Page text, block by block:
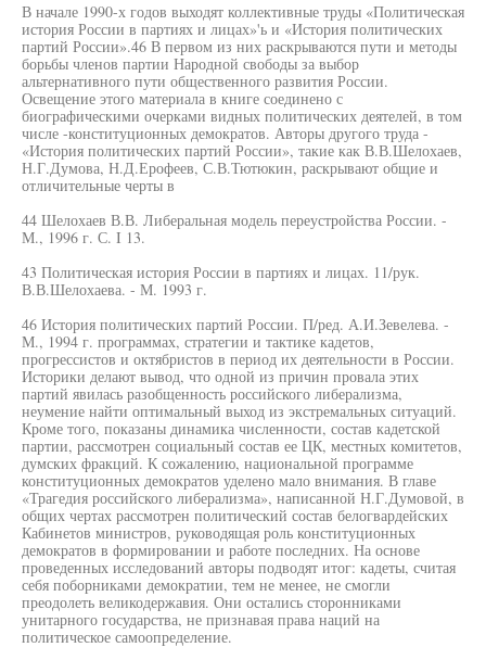
В начале 1990-х годов выходят коллективные труды «Политическая
история России в партиях и лицах»'ь и «История политических
партий России».46 В первом из них раскрываются пути и методы
борьбы членов партии Народной свободы за выбор
альтернативного пути общественного развития России.
Освещение этого материала в книге соединено с
биографическими очерками видных политических деятелей, в том
числе -конституционных демократов. Авторы другого труда -
«История политических партий России», такие как В.В.Шелохаев,
Н.Г.Думова, Н.Д.Ерофеев, С.В.Тютюкин, раскрывают общие и
отличительные черты в
44 Шелохаев В.В. Либеральная модель переустройства России. -
М., 1996 г. С. I 13.
43 Политическая история России в партиях и лицах. 11/рук.
В.В.Шелохаева. - М. 1993 г.
46 История политических партий России. П/ред. А.И.Зевелева. -
М., 1994 г. программах, стратегии и тактике кадетов,
прогрессистов и октябристов в период их деятельности в России.
Историки делают вывод, что одной из причин провала этих
партий явилась разобщенность российского либерализма,
неумение найти оптимальный выход из экстремальных ситуаций.
Кроме того, показаны динамика численности, состав кадетской
партии, рассмотрен социальный состав ее ЦК, местных комитетов,
думских фракций. К сожалению, национальной программе
конституционных демократов уделено мало внимания. В главе
«Трагедия российского либерализма», написанной Н.Г.Думовой, в
общих чертах рассмотрен политический состав белогвардейских
Кабинетов министров, руководящая роль конституционных
демократов в формировании и работе последних. На основе
проведенных исследований авторы подводят итог: кадеты, считая
себя поборниками демократии, тем не менее, не смогли
преодолеть великодержавия. Они остались сторонниками
унитарного государства, не признавая права наций на
политическое самоопределение.